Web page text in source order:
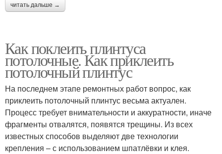
читать дальше →
Как поклеить плинтуса
потолочные. Как приклеить
потолочный плинтус
На последнем этапе ремонтных работ вопрос, как
приклеить потолочный плинтус весьма актуален.
Процесс требует внимательности и аккуратности, иначе
фрагменты отвалятся, появятся трещины. Из всех
известных способов выделяют две технологии
крепления – с использованием шпатлёвки и клея.